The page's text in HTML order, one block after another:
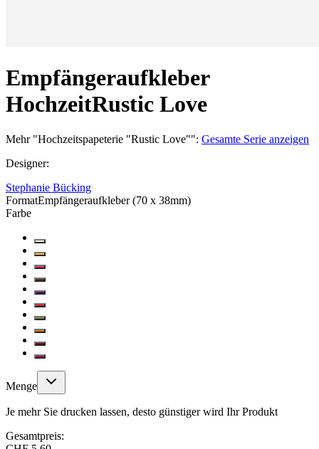
Empfängeraufkleber
HochzeitRustic Love
Mehr"Hochzeitspapeterie "Rustic Love"": Gesamte Serie anzeigen
Designer:
Stephanie Bücking
FormatEmpfängeraufkleber (70 x 38mm)
Farbe
Menge
Je mehr Sie drucken lassen, desto günstiger wird Ihr Produkt
Gesamtpreis: